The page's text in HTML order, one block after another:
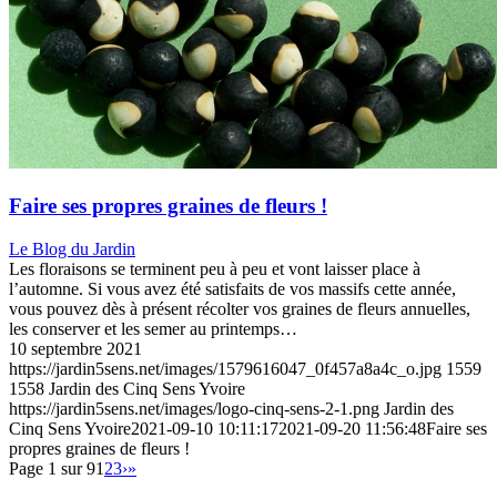
Faire ses propres graines de fleurs !
Le Blog du Jardin
Les floraisons se terminent peu à peu et vont laisser place à
l’automne. Si vous avez été satisfaits de vos massifs cette année,
vous pouvez dès à présent récolter vos graines de fleurs annuelles,
les conserver et les semer au printemps…
10 septembre 2021
https://jardin5sens.net/images/1579616047_0f457a8a4c_o.jpg 1559
1558 Jardin des Cinq Sens Yvoire
https://jardin5sens.net/images/logo-cinq-sens-2-1.png Jardin des
Cinq Sens Yvoire2021-09-10 10:11:172021-09-20 11:56:48Faire ses
propres graines de fleurs !
Page 1 sur 91 23›»